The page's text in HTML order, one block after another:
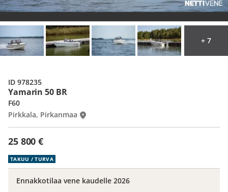
Yamarin 50 BR
25 800 €
F60
Pirkkala, Pirkanmaa
ID 978235
+ 7
TAKUU / TURVA
Ennakkotilaa vene kaudelle 2026